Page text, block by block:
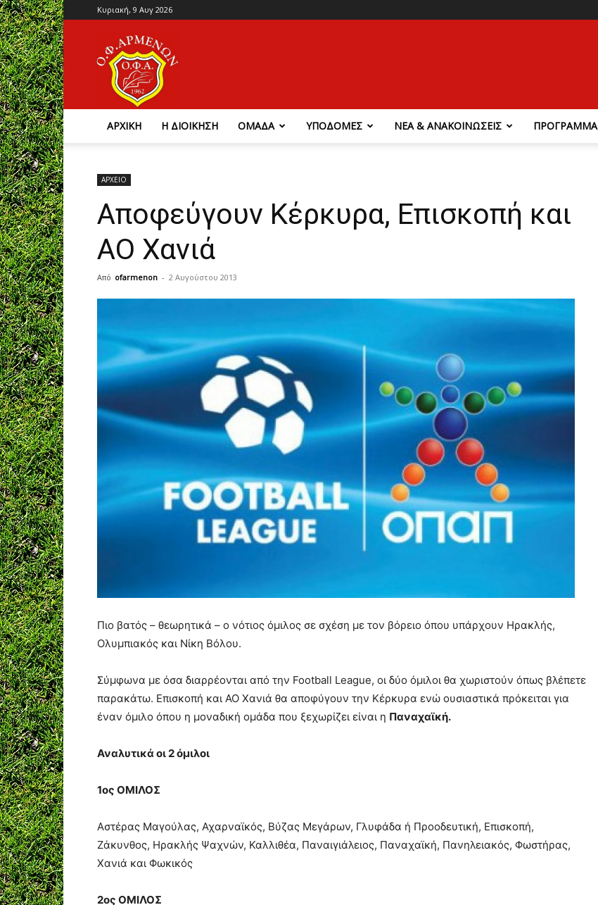
Κυριακή, 9 Αυγ 2026
ΑΡΧΙΚΗ Η ΔΙΟΙΚΗΣΗ ΟΜΑΔΑ ΥΠΟΔΟΜΕΣ ΝΕΑ & ΑΝΑΚΟΙΝΩΣΕΙΣ ΠΡΟΓΡΑΜΜΑ
ΑΡΧΕΙΟ
Αποφεύγουν Κέρκυρα, Επισκοπή και
ΑΟ Χανιά
Από ofarmenon - 2 Αυγούστου 2013
Πιο βατός – θεωρητικά – ο νότιος όμιλος σε σχέση με τον βόρειο όπου υπάρχουν Ηρακλής,
Ολυμπιακός και Νίκη Βόλου.
Σύμφωνα με όσα διαρρέονται από την Football League, οι δύο όμιλοι θα χωριστούν όπως βλέπετε
παρακάτω. Επισκοπή και ΑΟ Χανιά θα αποφύγουν την Κέρκυρα ενώ ουσιαστικά πρόκειται για
έναν όμιλο όπου η μοναδική ομάδα που ξεχωρίζει είναι η Παναχαϊκή.
Αναλυτικά οι 2 όμιλοι
1ος ΟΜΙΛΟΣ
Αστέρας Μαγούλας, Αχαρναϊκός, Βύζας Μεγάρων, Γλυφάδα ή Προοδευτική, Επισκοπή,
Ζάκυνθος, Ηρακλής Ψαχνών, Καλλιθέα, Παναιγιάλειος, Παναχαϊκή, Πανηλειακός, Φωστήρας,
Χανιά και Φωκικός
2ος ΟΜΙΛΟΣ